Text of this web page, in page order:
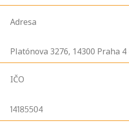
Adresa
Platónova 3276, 14300 Praha
IČO
14185504